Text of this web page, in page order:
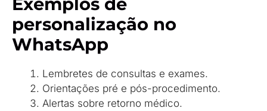
personalização no
WhatsApp
Lembretes de consultas e exames.
Orientações pré e pós-procedimento.
Alertas sobre retorno médico.